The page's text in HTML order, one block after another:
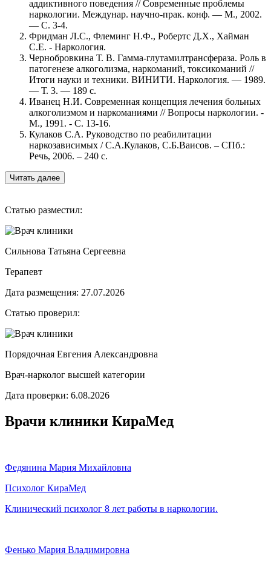
аддиктивного поведения // Современные проблемы
наркологии. Междунар. научно-прак. конф. — М., 2002.
— С. 3-4.
Фридман Л.С., Флеминг Н.Ф., Робертс Д.Х., Хайман
С.Е. - Наркология.
Чернобровкина Т. В. Гамма-глутамилтрансфераза. Роль в
патогенезе алкоголизма, наркоманий, токсикоманий //
Итоги науки и техники. ВИНИТИ. Наркология. — 1989.
— Т. 3. — 189 с.
Иванец Н.И. Современная концепция лечения больных
алкоголизмом и наркоманиями // Вопросы наркологии. -
М., 1991. - С. 13-16.
Кулаков С.А. Руководство по реабилитации
наркозависимых / С.А.Кулаков, С.Б.Ваисов. – СПб.:
Речь, 2006. – 240 с.
Читать далее
Статью разместил:
Сильнова Татьяна Сергеевна
Терапевт
Дата размещения: 27.07.2026
Статью проверил:
Порядочная Евгения Александровна
Врач-нарколог высшей категории
Дата проверки: 6.08.2026
Врачи клиники КираМед
Федянина Мария Михайловна
Психолог КираМед
Клинический психолог 8 лет работы в наркологии.
Фенько Мария Владимировна